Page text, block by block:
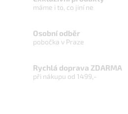
máme i to, co jiní ne
Osobní odběr
pobočka v Praze
Rychlá doprava ZDARMA
při nákupu od 1499,-